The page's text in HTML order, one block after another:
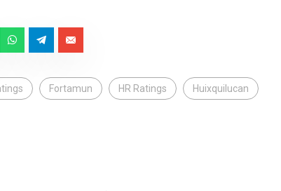
Fortamun HR Ratings Huixquilucan